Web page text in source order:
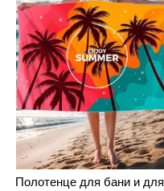
Полотенце для бани и для